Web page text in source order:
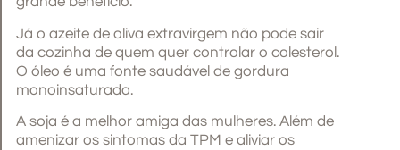
Já o azeite de oliva extravirgem não pode sair
da cozinha de quem quer controlar o colesterol.
O óleo é uma fonte saudável de gordura
monoinsaturada.
A soja é a melhor amiga das mulheres. Além de
amenizar os sintomas da TPM e aliviar os